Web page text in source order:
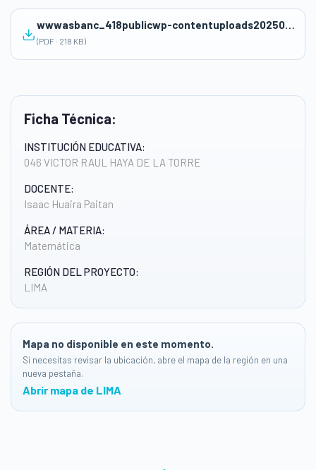
Ficha Técnica:
INSTITUCIÓN EDUCATIVA:
046 VICTOR RAUL HAYA DE LA TORRE
DOCENTE:
Isaac Huaira Paitan
ÁREA / MATERIA:
Matemática
REGIÓN DEL PROYECTO:
LIMA
Mapa no disponible en este momento.
Si necesitas revisar la ubicación, abre el mapa de la región en una
nueva pestaña.
Abrir mapa de LIMA
wwwasbanc_418publicwp-contentuploads2025051°-SESION-1-FRACCIAONES.pdf
(PDF · 218 KB)